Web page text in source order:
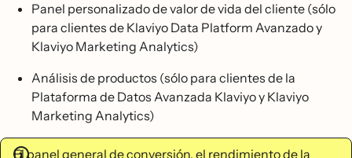
Panel personalizado de valor de vida del cliente (sólo
para clientes de Klaviyo Data Platform Avanzado y
Klaviyo Marketing Analytics)
Análisis de productos (sólo para clientes de la
Plataforma de Datos Avanzada Klaviyo y Klaviyo
Marketing Analytics)
El panel general de conversión, el rendimiento de la